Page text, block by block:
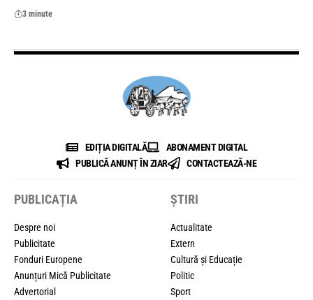
3 minute
EDIȚIA DIGITALĂ
ABONAMENT DIGITAL
PUBLICĂ ANUNȚ ÎN ZIAR
CONTACTEAZĂ-NE
PUBLICAȚIA
Despre noi
Publicitate
Fonduri Europene
Anunțuri Mică Publicitate
Advertorial
ȘTIRI
Actualitate
Extern
Cultură și Educație
Politic
Sport